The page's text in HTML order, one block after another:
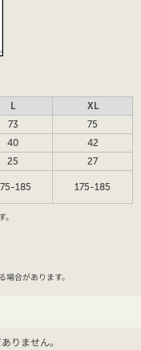
L
XL
73
75
40
42
25
27
185 175-185
合があります。
りません。